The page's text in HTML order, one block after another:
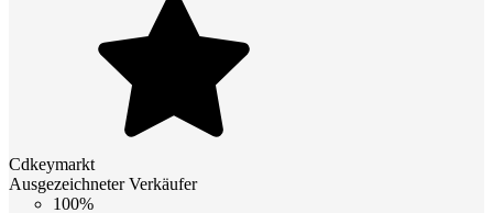
Cdkeymarkt
Ausgezeichneter Verkäufer
100%